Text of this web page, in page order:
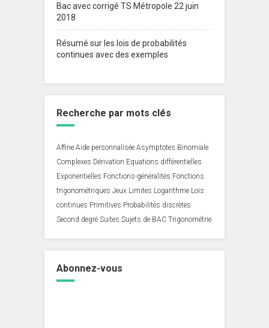
Bac avec corrigé TS Métropole 22 juin
2018
Résumé sur les lois de probabilités
continues avec des exemples
Recherche par mots clés
Affine Aide personnalisée Asymptotes Binomiale
Complexes Dérivation Equations différentielles
Exponentielles Fonctions-généralités Fonctions
trigonométriques Jeux Limites Logarithme Lois
continues Primitives Probabilités discrètes
Second degré Suites Sujets de BAC Trigonométrie
Abonnez-vous